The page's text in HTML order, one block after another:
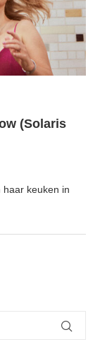
(Solaris
haar keuken in